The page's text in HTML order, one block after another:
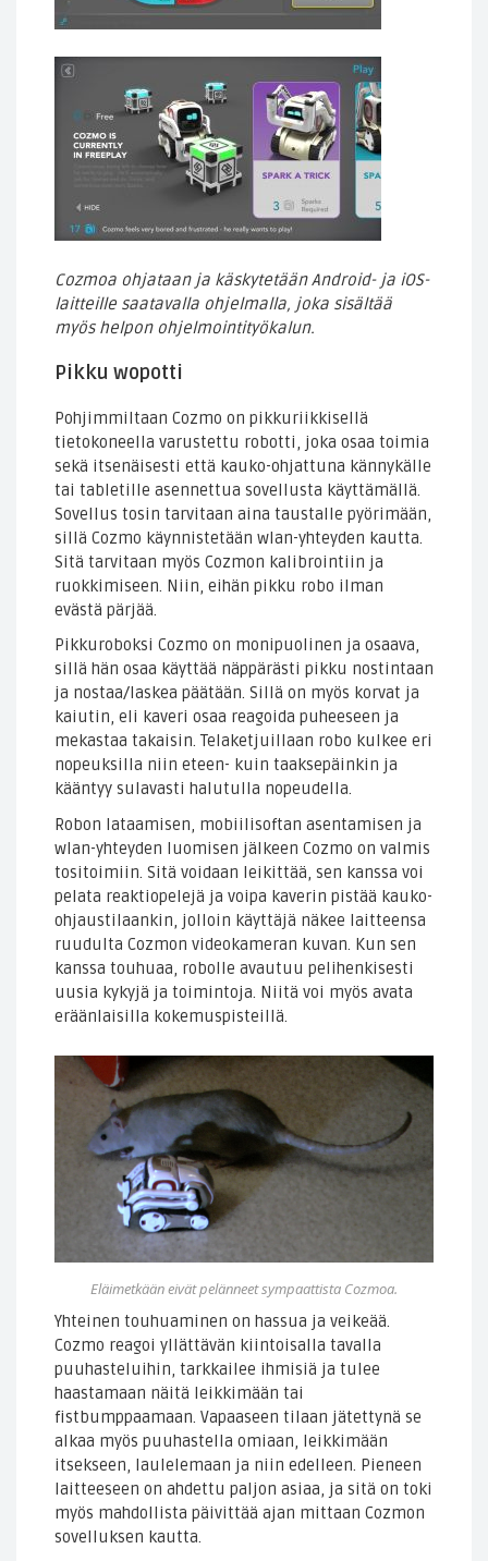
Cozmoa ohjataan ja käskytetään Android- ja iOS-
laitteille saatavalla ohjelmalla, joka sisältää
myös helpon ohjelmointityökalun.
Pikku wopotti
Pohjimmiltaan Cozmo on pikkuriikkisellä
tietokoneella varustettu robotti, joka osaa toimia
sekä itsenäisesti että kauko-ohjattuna kännykälle
tai tabletille asennettua sovellusta käyttämällä.
Sovellus tosin tarvitaan aina taustalle pyörimään,
sillä Cozmo käynnistetään wlan-yhteyden kautta.
Sitä tarvitaan myös Cozmon kalibrointiin ja
ruokkimiseen. Niin, eihän pikku robo ilman
evästä pärjää.
Pikkuroboksi Cozmo on monipuolinen ja osaava,
sillä hän osaa käyttää näppärästi pikku nostintaan
ja nostaa/laskea päätään. Sillä on myös korvat ja
kaiutin, eli kaveri osaa reagoida puheeseen ja
mekastaa takaisin. Telaketjuillaan robo kulkee eri
nopeuksilla niin eteen- kuin taaksepäinkin ja
kääntyy sulavasti halutulla nopeudella.
Robon lataamisen, mobiilisoftan asentamisen ja
wlan-yhteyden luomisen jälkeen Cozmo on valmis
tositoimiin. Sitä voidaan leikittää, sen kanssa voi
pelata reaktiopelejä ja voipa kaverin pistää kauko-
ohjaustilaankin, jolloin käyttäjä näkee laitteensa
ruudulta Cozmon videokameran kuvan. Kun sen
kanssa touhuaa, robolle avautuu pelihenkisesti
uusia kykyjä ja toimintoja. Niitä voi myös avata
eräänlaisilla kokemuspisteillä.
Eläimetkään eivät pelänneet sympaattista Cozmoa.
Yhteinen touhuaminen on hassua ja veikeää.
Cozmo reagoi yllättävän kiintoisalla tavalla
puuhasteluihin, tarkkailee ihmisiä ja tulee
haastamaan näitä leikkimään tai
fistbumppaamaan. Vapaaseen tilaan jätettynä se
alkaa myös puuhastella omiaan, leikkimään
itsekseen, laulelemaan ja niin edelleen. Pieneen
laitteeseen on ahdettu paljon asiaa, ja sitä on toki
myös mahdollista päivittää ajan mittaan Cozmon
sovelluksen kautta.